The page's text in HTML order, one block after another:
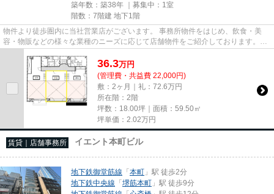
築年数：築38年 ｜募集中： 1室
階数：7階建 地下1階
物件より徒歩圏内に当社営業店がございます。 事務所物件をはじめ、飲食・美
容・物販などの様々な業種のニーズに応じて店舗物件をご紹介しております。
尚、弊社ではおとり広告は一切...
36.3万円
(管理費・共益費 22,000円)
敷：2ヶ月｜礼：72.6万円
所在階：2階
坪数：18.00坪｜面積：59.50㎡
坪単価： 2.02万円
賃貸｜店舗事務所 イエント本町ビル
地下鉄御堂筋線 「本町 」駅 徒歩2分
地下鉄中央線 「堺筋本町 」駅 徒歩9分